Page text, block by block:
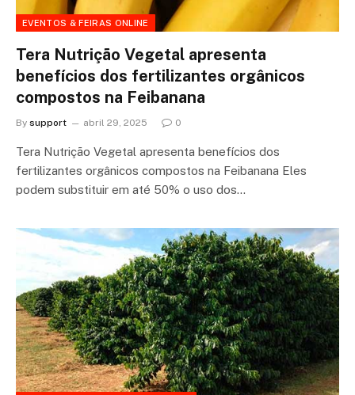
EVENTOS & FEIRAS ONLINE
Tera Nutrição Vegetal apresenta
benefícios dos fertilizantes orgânicos
compostos na Feibanana
By support abril 29, 2025 0
Tera Nutrição Vegetal apresenta benefícios dos
fertilizantes orgânicos compostos na Feibanana Eles
podem substituir em até 50% o uso dos…